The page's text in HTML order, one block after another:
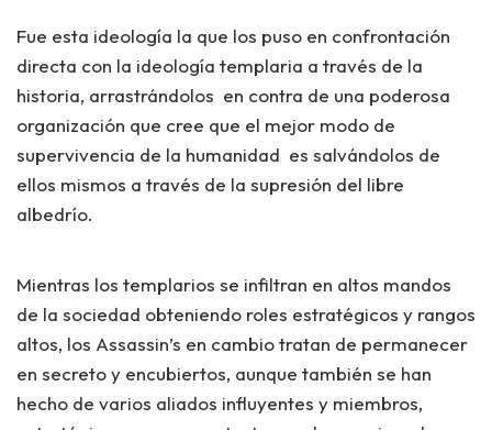
Fue esta ideología la que los puso en confrontación
directa con la ideología templaria a través de la
historia, arrastrándolos en contra de una poderosa
organización que cree que el mejor modo de
supervivencia de la humanidad es salvándolos de
ellos mismos a través de la supresión del libre
albedrío.
Mientras los templarios se infiltran en altos mandos
de la sociedad obteniendo roles estratégicos y rangos
altos, los Assassin’s en cambio tratan de permanecer
en secreto y encubiertos, aunque también se han
hecho de varios aliados influyentes y miembros,